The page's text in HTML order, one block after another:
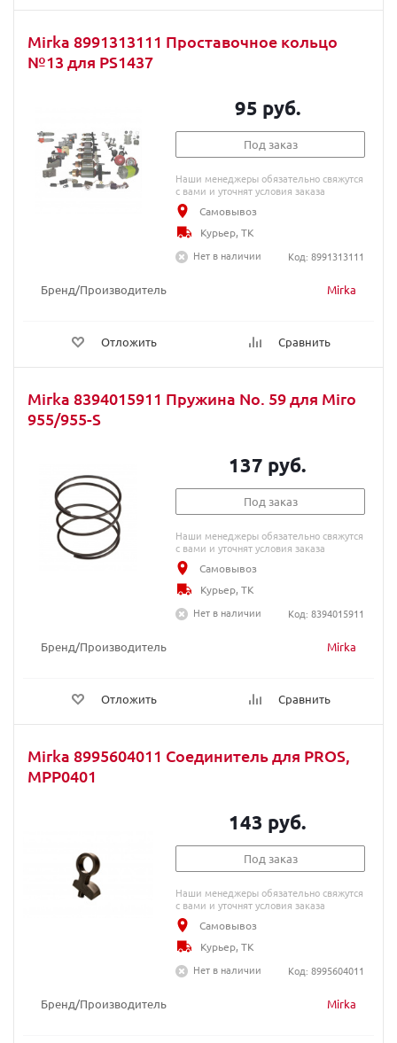
Mirka 8991313111 Проставочное кольцо
№13 для PS1437
Бренд/Производитель Mirka
Отложить Сравнить
95 руб.
Под заказ
Наши менеджеры обязательно свяжутся
с вами и уточнят условия заказа
Самовывоз
Курьер, ТК
Нет в наличии
Код: 8991313111
Mirka 8394015911 Пружина No. 59 для Miro
955/955-S
Бренд/Производитель Mirka
Отложить Сравнить
137 руб.
Под заказ
Наши менеджеры обязательно свяжутся
с вами и уточнят условия заказа
Самовывоз
Курьер, ТК
Нет в наличии
Код: 8394015911
Mirka 8995604011 Соединитель для PROS,
MPP0401
Бренд/Производитель Mirka
143 руб.
Под заказ
Наши менеджеры обязательно свяжутся
с вами и уточнят условия заказа
Самовывоз
Курьер, ТК
Нет в наличии
Код: 8995604011